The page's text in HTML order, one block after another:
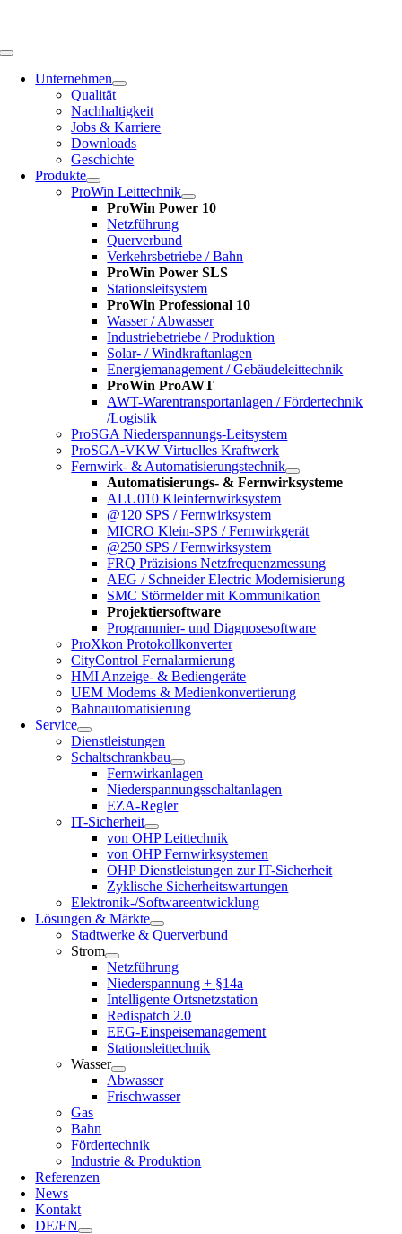
Toggle
NavigationUnternehmen
Qualität
Nachhaltigkeit
Jobs & Karriere
Downloads
Geschichte
Produkte
ProWin Leittechnik
ProWin Power 10
Netzführung
Querverbund
Verkehrsbetriebe / Bahn
ProWin Power SLS
Stationsleitsystem
ProWin Professional 10
Wasser / Abwasser
Industriebetriebe / Produktion
Solar- / Windkraftanlagen
Energiemanagement / Gebäudeleittechnik
ProWin ProAWT
AWT-Warentransportanlagen / Fördertechnik
/Logistik
ProSGA Niederspannungs-Leitsystem
ProSGA-VKW Virtuelles Kraftwerk
Fernwirk- & Automatisierungstechnik
Automatisierungs- & Fernwirksysteme
ALU010 Kleinfernwirksystem
@120 SPS / Fernwirksystem
MICRO Klein-SPS / Fernwirkgerät
@250 SPS / Fernwirksystem
FRQ Präzisions Netzfrequenzmessung
AEG / Schneider Electric Modernisierung
SMC Störmelder mit Kommunikation
Projektiersoftware
Programmier- und Diagnosesoftware
ProXkon Protokollkonverter
CityControl Fernalarmierung
HMI Anzeige- & Bediengeräte
UEM Modems & Medienkonvertierung
Bahnautomatisierung
Service
Dienstleistungen
Schaltschrankbau
Fernwirkanlagen
Niederspannungsschaltanlagen
EZA-Regler
IT-Sicherheit
von OHP Leittechnik
von OHP Fernwirksystemen
OHP Dienstleistungen zur IT-Sicherheit
Zyklische Sicherheitswartungen
Elektronik-/Softwareentwicklung
Lösungen & Märkte
Stadtwerke & Querverbund
Strom
Netzführung
Niederspannung + §14a
Intelligente Ortsnetzstation
Redispatch 2.0
EEG-Einspeisemanagement
Stationsleittechnik
Wasser
Abwasser
Frischwasser
Gas
Bahn
Fördertechnik
Industrie & Produktion
Referenzen
News
Kontakt
DE/EN